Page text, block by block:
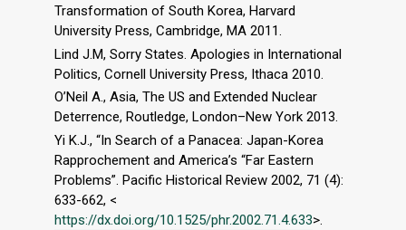
Transformation of South Korea, Harvard
University Press, Cambridge, MA 2011.
Lind J.M, Sorry States. Apologies in International
Politics, Cornell University Press, Ithaca 2010.
O’Neil A., Asia, The US and Extended Nuclear
Deterrence, Routledge, London–New York 2013.
Yi K.J., “In Search of a Panacea: Japan-Korea
Rapprochement and America’s “Far Eastern
Problems”. Pacific Historical Review 2002, 71 (4):
633-662, <
https://dx.doi.org/10.1525/phr.2002.71.4.633>.